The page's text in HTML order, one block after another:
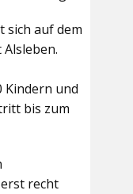
sich auf dem
Kindern und
bis zum
recht